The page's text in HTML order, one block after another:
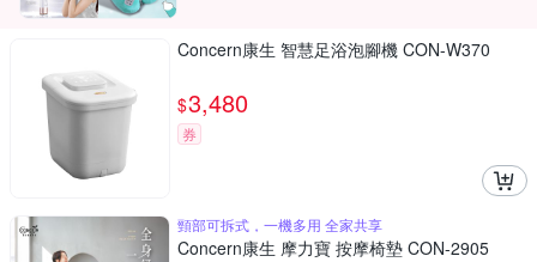
Concern康生 智慧足浴泡腳機 CON-W370
$3,480
券
頸部可拆式，一機多用 全家共享
Concern康生 摩力寶 按摩椅墊 CON-2905